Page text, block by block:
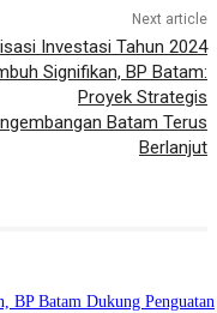
Next article
Investasi Tahun 2024
Signifikan, BP Batam:
Proyek Strategis
Batam Terus
Berlanjut
BP Batam Dukung Penguatan